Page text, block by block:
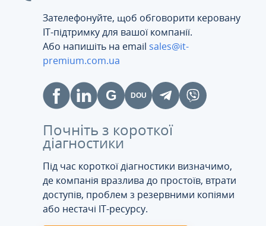
Зателефонуйте, щоб обговорити керовану
ІТ-підтримку для вашої компанії.
Або напишіть на email sales@it-
premium.com.ua
Почніть з короткої
діагностики
Під час короткої діагностики визначимо,
де компанія вразлива до простоїв, втрати
доступів, проблем з резервними копіями
або нестачі IT-ресурсу.